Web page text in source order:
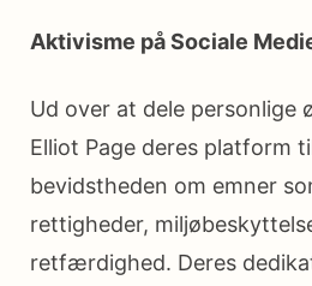
Aktivisme på Sociale
Ud over at dele personlige
Elliot Page deres platform
bevidstheden om emner
rettigheder,
retfærdighed. Deres